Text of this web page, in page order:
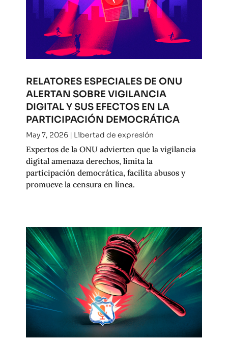
RELATORES ESPECIALES DE ONU
ALERTAN SOBRE VIGILANCIA
DIGITAL Y SUS EFECTOS EN LA
PARTICIPACIÓN DEMOCRÁTICA
May 7, 2026| Libertad de expresión
Expertos de la ONU advierten que la vigilancia
digital amenaza derechos, limita la
participación democrática, facilita abusos y
promueve la censura en línea.